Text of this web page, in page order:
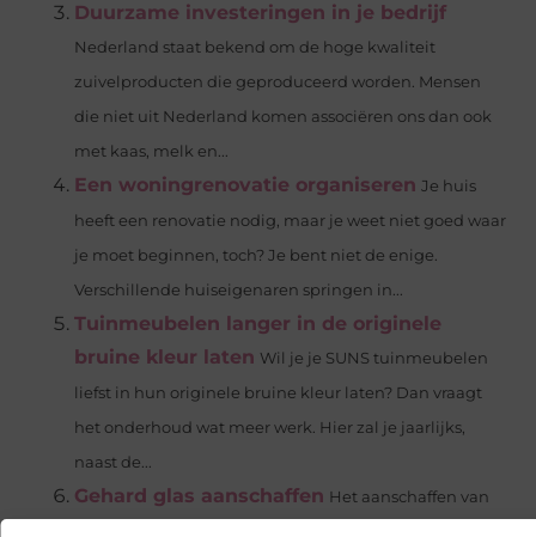
Duurzame investeringen in je bedrijf
Nederland staat bekend om de hoge kwaliteit
zuivelproducten die geproduceerd worden. Mensen
die niet uit Nederland komen associëren ons dan ook
met kaas, melk en...
Een woningrenovatie organiseren Je huis
heeft een renovatie nodig, maar je weet niet goed waar
je moet beginnen, toch? Je bent niet de enige.
Verschillende huiseigenaren springen in...
Tuinmeubelen langer in de originele
bruine kleur laten Wil je je SUNS tuinmeubelen
liefst in hun originele bruine kleur laten? Dan vraagt
het onderhoud wat meer werk. Hier zal je jaarlijks,
naast de...
Gehard glas aanschaffen Het aanschaffen van